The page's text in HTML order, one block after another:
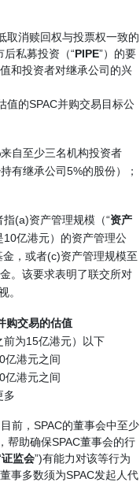
取消赎回权与投票权一致的
私募投资（“PIPE”）的要
和投资者对继承公司的兴
值的SPAC并购交易目标公
自至少三名机构投资者
有继承公司5%的股份）；
(a)资产管理规模（“资产
10亿港元）的资产管理公
，或者(c)资产管理规模至
。该要求表明了联交所对
。
购交易的估值
前为15亿港元）以下
亿港元之间
亿港元之间
多
目前，SPAC的董事会中至少
帮助确保SPAC董事会的行
证监会”)有能力对该等行为
事多数须为SPAC发起人代